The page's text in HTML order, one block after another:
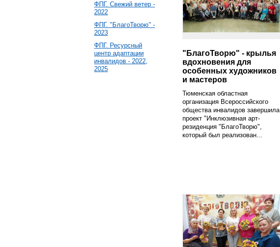
ФПГ. Свежий ветер -
2022
ФПГ. "БлагоТворю" -
2023
ФПГ. Ресурсный
центр адаптации
инвалидов - 2022,
2025
"БлагоТворю" - крылья
вдохновения для
особенных художников
и мастеров
Тюменская областная
организация Всероссийского
общества инвалидов завершила
проект "Инклюзивная арт-
резиденция "БлагоТворю",
который был реализован...